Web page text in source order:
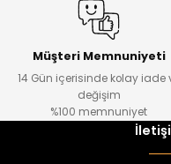
Urban Kız Çocuk Süveterli Tunik
Müşteri Memnuniyeti
14 Gün içerisinde kolay iade
değişim
%100 memnuniyet